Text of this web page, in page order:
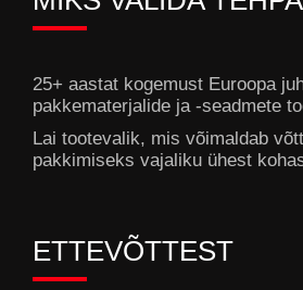
25+ aastat kogemust Euroopa
pakkematerjalide ja -seadmete
Lai tootevalik, mis võimaldab
pakkimiseks vajaliku ühest
ETTEVÕTTEST